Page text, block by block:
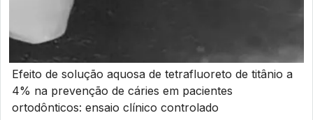
Efeito de solução aquosa de tetrafluoreto de titânio a
4% na prevenção de cáries em pacientes
ortodônticos: ensaio clínico controlado